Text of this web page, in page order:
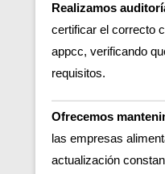
Realizamos
certificar el correcto
appcc, verificando
requisitos.
Ofrecemos
las empresas
actualización